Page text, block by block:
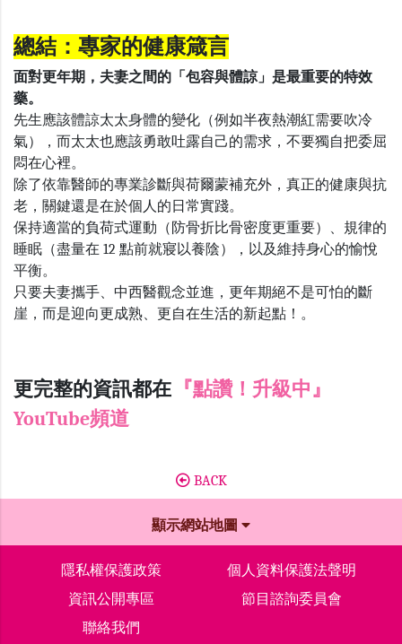
總結：專家的健康箴言
面對更年期，夫妻之間的「包容與體諒」是最重要的特效
藥。
先生應該體諒太太身體的變化（例如半夜熱潮紅需要吹冷
氣），而太太也應該勇敢吐露自己的需求，不要獨自把委屈
悶在心裡。
除了依靠醫師的專業診斷與荷爾蒙補充外，真正的健康與抗
老，關鍵還是在於個人的日常實踐。
保持適當的負荷式運動（防骨折比骨密度更重要）、規律的
睡眠（盡量在 12 點前就寢以養陰），以及維持身心的愉悅
平衡。
只要夫妻攜手、中西醫觀念並進，更年期絕不是可怕的斷
崖，而是迎向更成熟、更自在生活的新起點！。
更完整的資訊都在 『點讚！升級中』
YouTube頻道
BACK
顯示網站地圖
隱私權保護政策
個人資料保護法聲明
資訊公開專區
節目諮詢委員會
聯絡我們